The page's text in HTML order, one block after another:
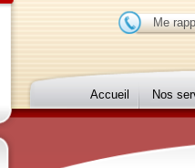
Me
Accueil Nos